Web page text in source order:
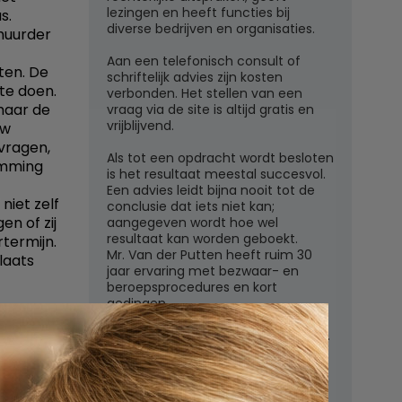
De
doen.
de
zelf
of zij
lezingen en heeft functies bij
diverse bedrijven en organisaties.
Aan een telefonisch consult of
schriftelijk advies zijn kosten
verbonden. Het stellen van een
vraag via de site is altijd gratis en
vrijblijvend.
Als tot een opdracht wordt besloten
is het resultaat meestal succesvol.
Een advies leidt bijna nooit tot de
conclusie dat iets niet kan;
aangegeven wordt hoe wel
resultaat kan worden geboekt.
Mr. Van der Putten heeft ruim 30
jaar ervaring met bezwaar- en
beroepsprocedures en kort
gedingen.
Juridisch adviesbureau mr. W.G.H.M.
van der Putten c.s.
Zutphensestraatweg 7
6881 WN Velp (Gld)